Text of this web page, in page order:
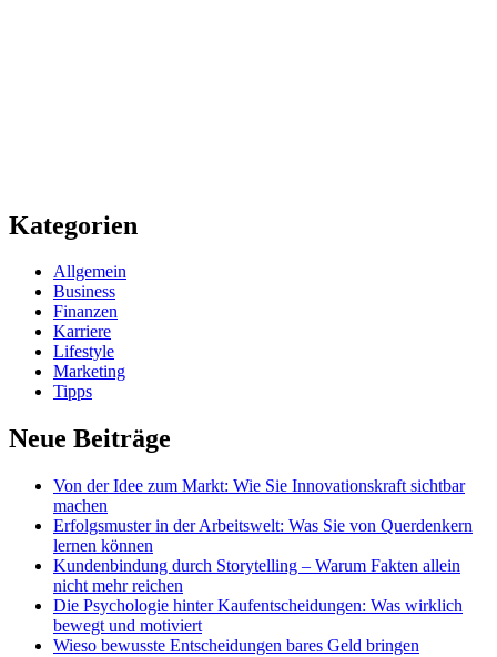
Kategorien
Allgemein
Business
Finanzen
Karriere
Lifestyle
Marketing
Tipps
Neue Beiträge
Von der Idee zum Markt: Wie Sie Innovationskraft sichtbar
machen
Erfolgsmuster in der Arbeitswelt: Was Sie von Querdenkern
lernen können
Kundenbindung durch Storytelling – Warum Fakten allein
nicht mehr reichen
Die Psychologie hinter Kaufentscheidungen: Was wirklich
bewegt und motiviert
Wieso bewusste Entscheidungen bares Geld bringen